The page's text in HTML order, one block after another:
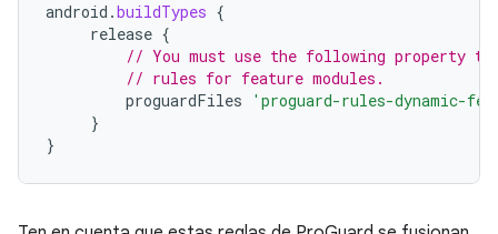
android .buildTypes {
release {
// You must use the following property
// rules for feature modules.
proguardFiles
'proguard-rules-dynamic-
}
}